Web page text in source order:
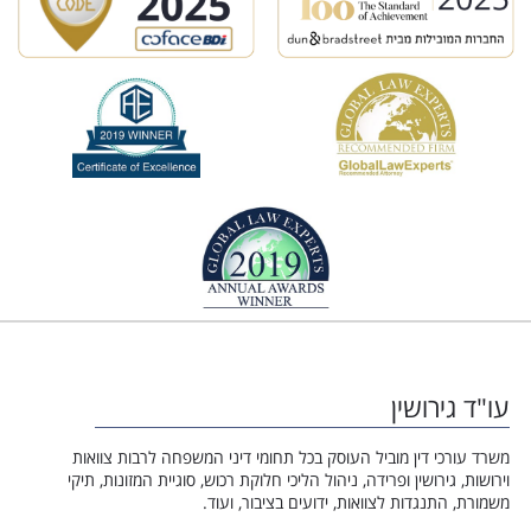
עו"ד גירושין
משרד עורכי דין מוביל העוסק בכל תחומי דיני המשפחה לרבות צוואות
וירושות, גירושין ופרידה, ניהול הליכי חלוקת רכוש, סוגיית המזונות, תיקי
משמורת, התנגדות לצוואות, ידועים בציבור, ועוד.